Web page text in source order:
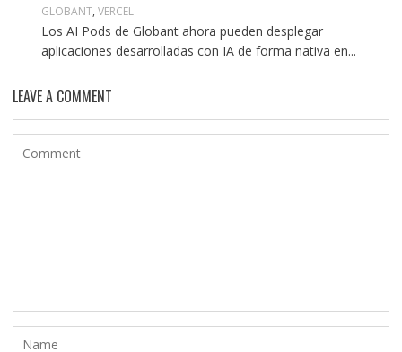
GLOBANT, VERCEL
Los AI Pods de Globant ahora pueden desplegar
aplicaciones desarrolladas con IA de forma nativa en...
LEAVE A COMMENT